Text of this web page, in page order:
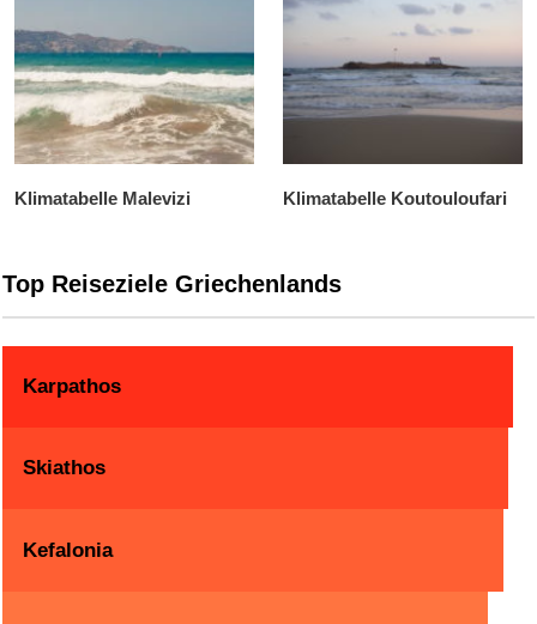
Klimatabelle Malevizi Klimatabelle Koutouloufari
Top Reiseziele Griechenlands
Karpathos
Skiathos
Kefalonia